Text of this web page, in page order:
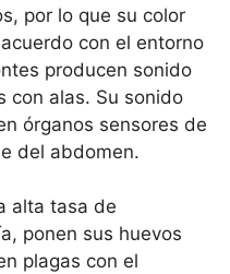
por lo que su color
con el entorno
producen sonido
con alas. Su sonido
órganos sensores de
del abdomen.
alta tasa de
ponen sus huevos
plagas con el